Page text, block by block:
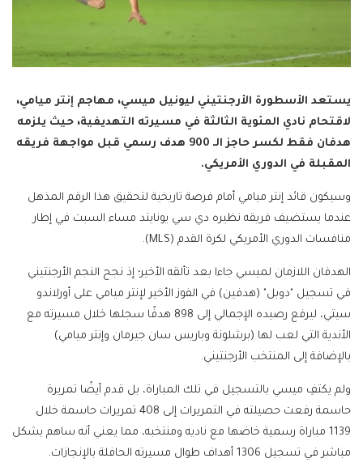
يستعد الأسطورة الأرجنتيني ليونيل ميسي، مهاجم إنتر ميامي،
لاقتحام نادي المئوية الثالثة في مسيرته التهديفية، حيث يلزمه
هدفان فقط لكسر حاجز الـ 900 هدف رسمي قبل مواجهة فريقه
المقبلة في الدوري الأمريكي.
وسيكون قائد إنتر ميامي أمام فرصة تاريخية لتحقيق هذا الرقم المذهل
عندما يستضيف فريقه نظيره دي سي يونايتد مساء السبت في إطار
منافسات الدوري الأمريكي لكرة القدم (MLS).
الهدفان اللازمان لميسي جاءا بعد تألقه الأخير؛ إذ نجح النجم الأرجنتيني
في تسجيل "دوبل" (هدفين) في الفوز الأخير لإنتر ميامي على أورلاندو
سيتي، ليرفع رصيده الإجمالي إلى 898 هدفًا سجلها خلال مسيرته مع
الأندية التي لعب لها (برشلونة وباريس سان جيرمان وإنتر ميامي)
بالإضافة إلى المنتخب الأرجنتيني.
ولم يكتفِ ميسي بالتسجيل في تلك المباراة، بل قدم أيضًا تمريرة
حاسمة رفعت حصيلته في التمريرات إلى 408 تمريرات حاسمة خلال
1139 مباراة رسمية خاضها مع ناديه ومنتخبه، مما يعني أنه ساهم بشكل
مباشر في تسجيل 1306 أهداف طوال مسيرته الحافلة بالإنجازات.